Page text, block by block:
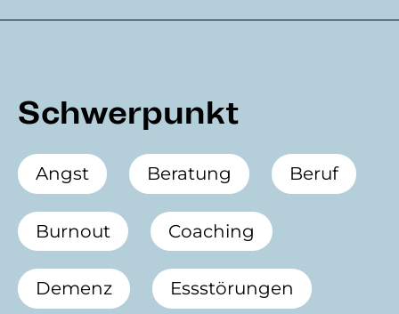
Schwerpunkt
Angst Beratung Beruf
Burnout Coaching
Demenz Essstörungen